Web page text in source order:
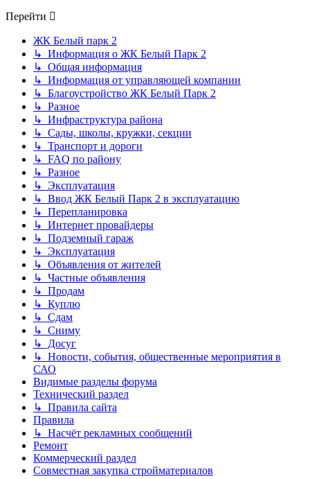
Перейти
ЖК Белый парк 2
↳ Информация о ЖК Белый Парк 2
↳ Общая информация
↳ Информация от управляющей компании
↳ Благоустройство ЖК Белый Парк 2
↳ Разное
↳ Инфраструктура района
↳ Сады, школы, кружки, секции
↳ Транспорт и дороги
↳ FAQ по району
↳ Разное
↳ Эксплуатация
↳ Ввод ЖК Белый Парк 2 в эксплуатацию
↳ Перепланировка
↳ Интернет провайдеры
↳ Подземный гараж
↳ Эксплуатация
↳ Объявления от жителей
↳ Частные объявления
↳ Продам
↳ Куплю
↳ Сдам
↳ Сниму
↳ Досуг
↳ Новости, события, общественные мероприятия в
САО
Видимые разделы форума
Технический раздел
↳ Правила сайта
Правила
↳ Насчёт рекламных сообщений
Ремонт
Коммерческий раздел
Совместная закупка стройматериалов